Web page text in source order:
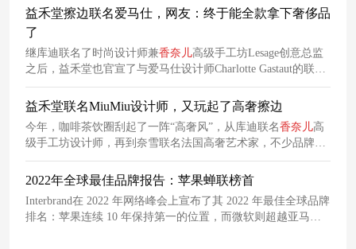
形象大使 Lucy Boynton；演员 Amandla Stenberg等明星艺人汇
集拍摄了一支特殊的广告短片。
益禾堂擦边联名爱马仕，网友：终于能全款拿下奢侈品
了
继库迪联名了时尚设计师兼香奈儿高级手工坊Lesage创意总监
之后，益禾堂也官宣了与爱马仕设计师Charlotte Gastaut的联
动！归根到底，消费者并不在意自己是不是买到了奢侈品，而
是喜欢这种以一杯奶茶的平民价格就能全款拿下奢侈品平替的
满足感。
益禾堂联名MiuMiu设计师，又玩起了高奢擦边
今年，咖啡茶饮圈刮起了一阵“高奢风”，从库迪联名香奈儿高
级手工坊设计师，再到奈雪联名法国高奢艺术家，不少品牌都
悄悄打起了奢侈品的“擦边球”。最近，益禾堂再次延续这种策
略，联名曾为MiuMiu、爱马仕、梵克雅宝等大牌设计过作品的
高奢设计师Sophie Touzet！
2022年全球最佳品牌报告：苹果蝉联榜首
Interbrand在 2022 年网络峰会上宣布了其 2022 年最佳全球品牌
排名：苹果连续 10 年保持第一的位置，而微软则超越亚马